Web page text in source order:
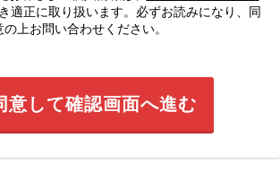
適正に取り扱います。必ずお読みになり、同
の上お問い合わせください。
意して確認画面へ進む